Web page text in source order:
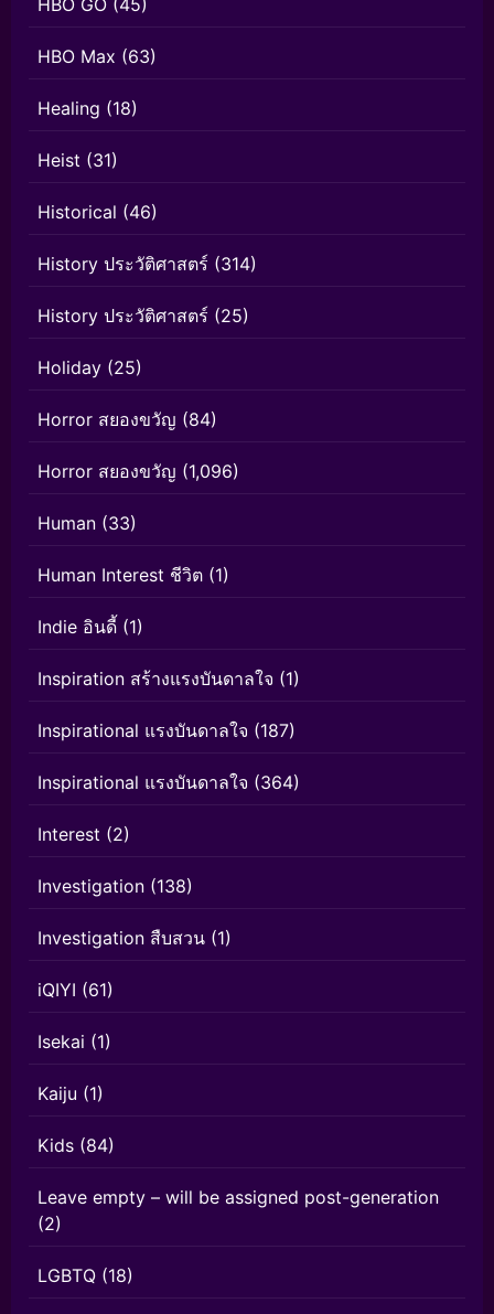
HBO Max (63)
Healing (18)
Heist (31)
Historical (46)
History ประวัติศาสตร์ (314)
History ประวัติศาสตร์ (25)
Holiday (25)
Horror สยองขวัญ (84)
Horror สยองขวัญ (1,096)
Human (33)
Human Interest ชีวิต (1)
Indie อินดี้ (1)
Inspiration สร้างแรงบันดาลใจ (1)
Inspirational แรงบันดาลใจ (187)
Inspirational แรงบันดาลใจ (364)
Interest (2)
Investigation (138)
Investigation สืบสวน (1)
iQIYI (61)
Isekai (1)
Kaiju (1)
Kids (84)
Leave empty – will be assigned post-generation
(2)
LGBTQ (18)